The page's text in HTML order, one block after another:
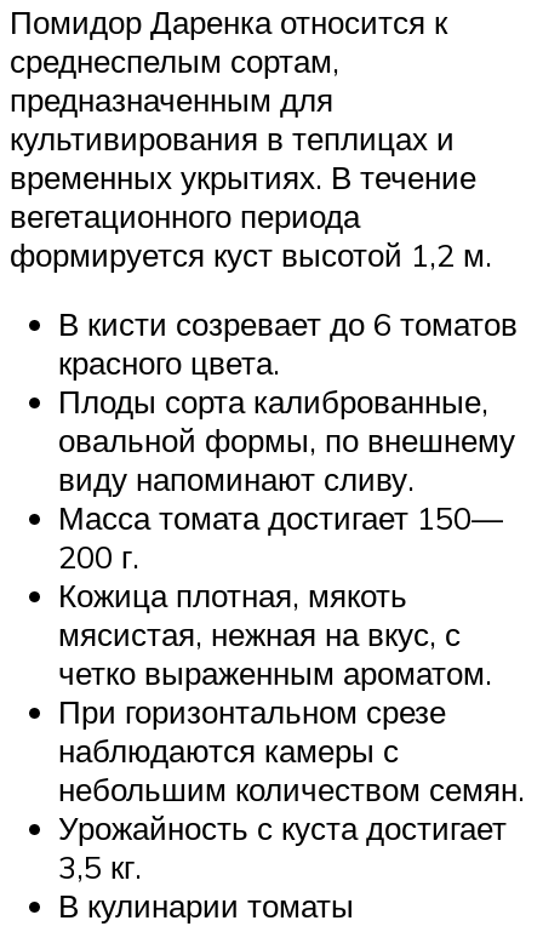
Помидор Даренка относится к
среднеспелым сортам,
предназначенным для
культивирования в теплицах и
временных укрытиях. В течение
вегетационного периода
формируется куст высотой 1,2 м.
В кисти созревает до 6 томатов
красного цвета.
Плоды сорта калиброванные,
овальной формы, по внешнему
виду напоминают сливу.
Масса томата достигает 150—
200 г.
Кожица плотная, мякоть
мясистая, нежная на вкус, с
четко выраженным ароматом.
При горизонтальном срезе
наблюдаются камеры с
небольшим количеством семян.
Урожайность с куста достигает
3,5 кг.
В кулинарии томаты